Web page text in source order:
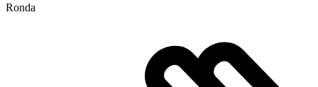
Ronda